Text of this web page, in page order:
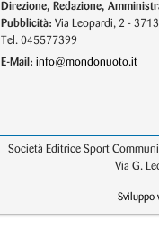
Direzione, Redazione,
Pubblicità: Via Leopardi, 2 -
Tel. 045577399
E-Mail: info@mondonuoto.it
Società Editrice Sport
Via G.
Sviluppo